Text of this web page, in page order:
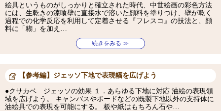
絵具というものがしっかりと確立された時代、中世絵画の彩色方法
には、生乾きの漆喰壁に直接水で溶いた顔料を塗りつけ、壁が乾く
過程での化学反応を利用して定着させる『フレスコ』の技法と、顔
料に「糊」を加え…
続きをみる ≫
【参考編】ジェッソ下地で表現幅を広げよう
●クサカベ ジェッソの効果 １．あらゆる下地に対応 油絵の表現領
域を広げよう。 キャンバスやボードなどの既製下地以外の支持体に
油絵具での表現を可能にする。 板や紙はもちろん石や…